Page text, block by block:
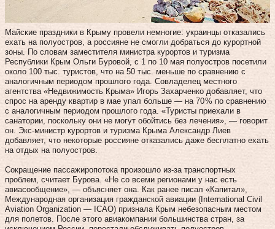
Майские праздники в Крыму провели немногие: украинцы отказались
ехать на полуостров, а россияне не смогли добраться до курортной
зоны. По словам заместителя министра курортов и туризма
Республики Крым Ольги Буровой, с 1 по 10 мая полуостров посетили
около 100 тыс. туристов, что на 50 тыс. меньше по сравнению с
аналогичным периодом прошлого года. Совладелец местного
агентства «Недвижимость Крыма» Игорь Захарченко добавляет, что
спрос на аренду квартир в мае упал больше — на 70 % по сравнению
с аналогичным периодом прошлого года. «Туристы приехали в
санатории, поскольку они не могут обойтись без лечения», — говорит
он. Экс-министр курортов и туризма Крыма Александр Лиев
добавляет, что некоторые россияне отказались даже бесплатно ехать
на отдых на полуостров.
Сокращение пассажиропотока произошло из‑за транспортных
проблем, считает Бурова. «Не со всеми регионами у нас есть
авиасообщение», — объясняет она. Как ранее писал «Капитал»,
Международная организация гражданской авиации (International Civil
Aviation Organization — ICAO) признала Крым небезопасным местом
для полетов. После этого авиакомпании большинства стран, за